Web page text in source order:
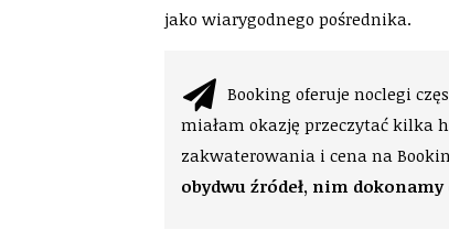
jako wiarygodnego pośrednika.
Booking oferuje noclegi
miałam okazję przeczytać kilka
zakwaterowania i cena na
obydwu źródeł, nim